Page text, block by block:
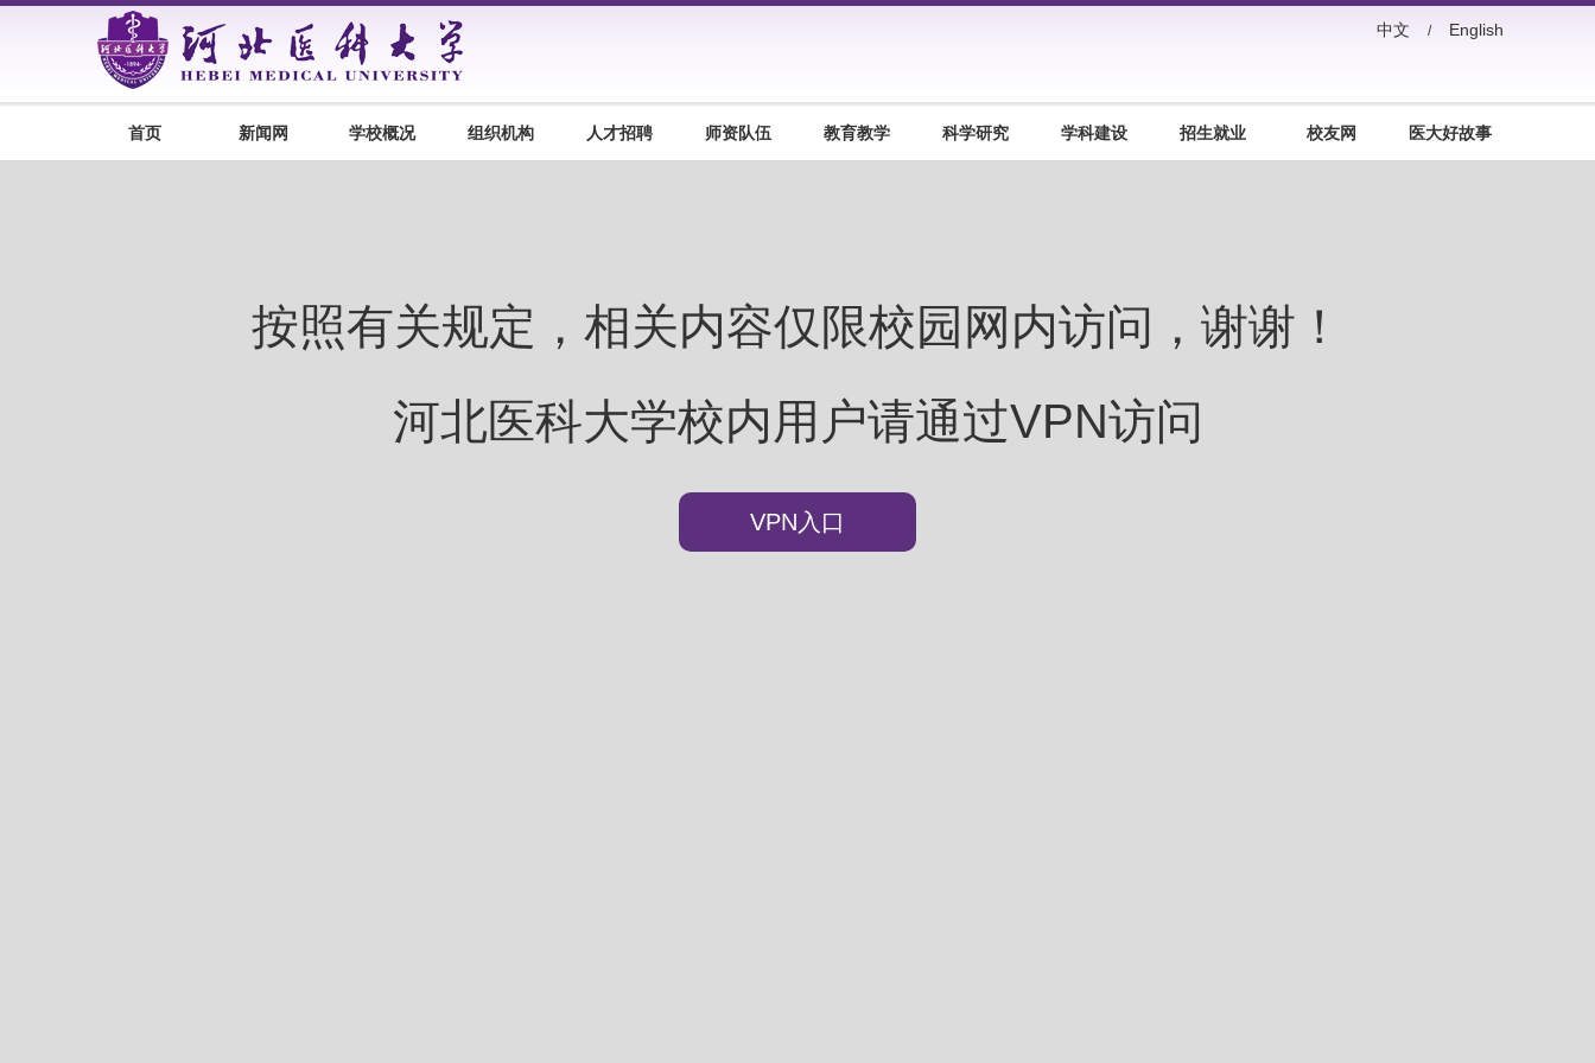
中文 / English
首页 新闻网 学校概况 组织机构 人才招聘 师资队伍 教育教学 科学研究 学科建设 招生就业 校友网 医大好故事
按照有关规定，相关内容仅限校园网内访问，谢谢！
河北医科大学校内用户请通过VPN访问
VPN入口